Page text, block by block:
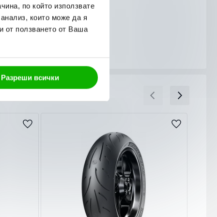
по който използвате
които може да я
от ползването от Ваша
Разреши всички